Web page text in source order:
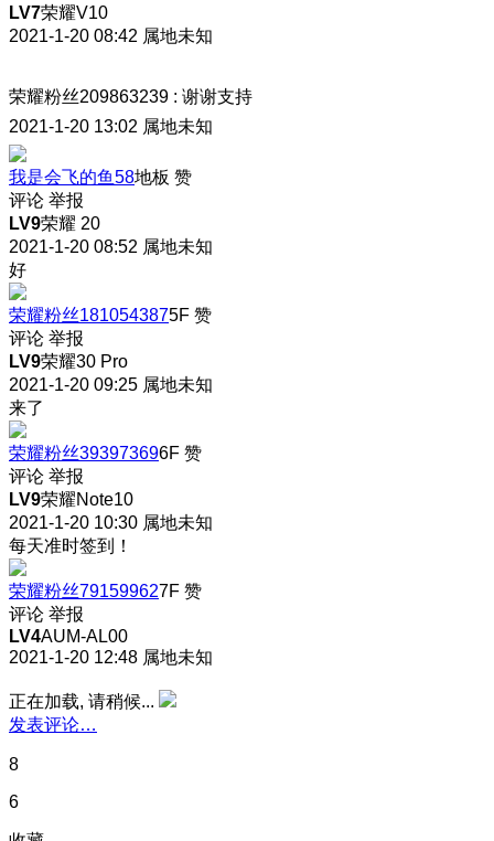
LV7荣耀V10
2021-1-20 08:42 属地未知
荣耀粉丝209863239 : 谢谢支持
2021-1-20 13:02 属地未知
我是会飞的鱼58地板 赞
评论 举报
LV9荣耀 20
2021-1-20 08:52 属地未知
好
荣耀粉丝1810543875F 赞
评论 举报
LV9荣耀30 Pro
2021-1-20 09:25 属地未知
来了
荣耀粉丝393973696F 赞
评论 举报
LV9荣耀Note10
2021-1-20 10:30 属地未知
每天准时签到！
荣耀粉丝791599627F 赞
评论 举报
LV4AUM-AL00
2021-1-20 12:48 属地未知
正在加载, 请稍候...
发表评论…
8
6